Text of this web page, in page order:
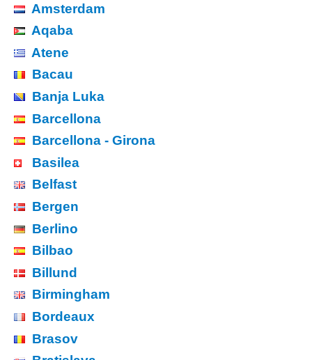
Amsterdam
Aqaba
Atene
Bacau
Banja Luka
Barcellona
Barcellona - Girona
Basilea
Belfast
Bergen
Berlino
Bilbao
Billund
Birmingham
Bordeaux
Brasov